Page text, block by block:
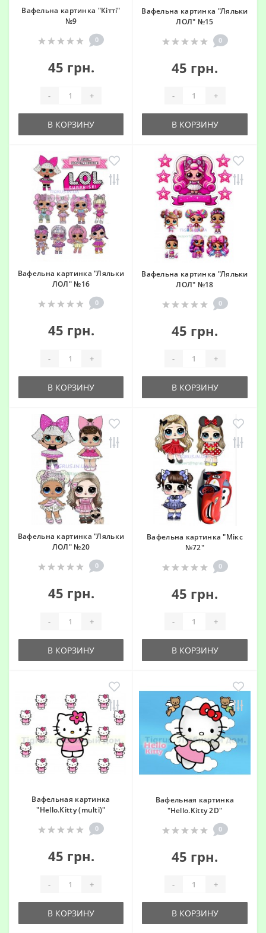
Вафельна картинка "Кітті"
№9
0
45 грн.
- +
В КОРЗИНУ
Вафельна картинка "Ляльки
ЛОЛ" №15
0
45 грн.
- +
В КОРЗИНУ
Вафельна картинка "Ляльки
ЛОЛ" №16
0
45 грн.
- +
В КОРЗИНУ
Вафельна картинка "Ляльки
ЛОЛ" №18
0
45 грн.
- +
В КОРЗИНУ
Вафельна картинка "Ляльки
ЛОЛ" №20
0
45 грн.
- +
В КОРЗИНУ
Вафельна картинка "Мікс
№72"
0
45 грн.
- +
В КОРЗИНУ
Вафельная картинка
"Hello.Kitty (multi)"
0
45 грн.
- +
В КОРЗИНУ
Вафельная картинка
"Hello.Kitty 2D"
0
45 грн.
- +
В КОРЗИНУ